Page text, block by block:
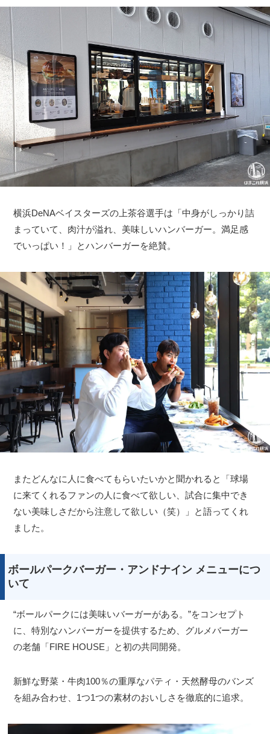
横浜DeNAベイスターズの上茶谷選手は「中身がしっかり詰
まっていて、肉汁が溢れ、美味しいハンバーガー。満足感
でいっぱい！」とハンバーガーを絶賛。
またどんなに人に食べてもらいたいかと聞かれると「球場
に来てくれるファンの人に食べて欲しい、試合に集中でき
ない美味しさだから注意して欲しい（笑）」と語ってくれ
ました。
ボールパークバーガー・アンドナイン メニューにつ
いて
“ボールパークには美味いバーガーがある。”をコンセプト
に、特別なハンバーガーを提供するため、グルメバーガー
の老舗「FIRE HOUSE」と初の共同開発。
新鮮な野菜・牛肉100％の重厚なパティ・天然酵母のバンズ
を組み合わせ、1つ1つの素材のおいしさを徹底的に追求。